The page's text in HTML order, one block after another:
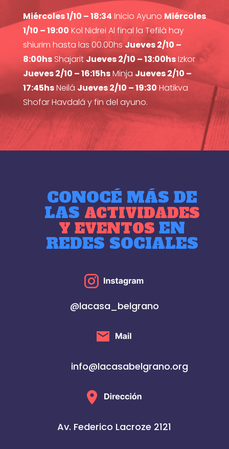
Miércoles 1/10 – 18:34 Inicio Ayuno Miércoles
1/10 – 19:00 Kol Nidrei Al final la Tefilà hay
shiurim hasta las 00.00hsJueves 2/10 –
8:00hsShajarit Jueves 2/10 – 13:00hsIzkor
Jueves 2/10 – 16:15hsMinja Jueves 2/10 –
17:45hsNeilá Jueves 2/10 – 19:30 Hatikva
Shofar Havdalá y fin del ayuno.
CONOCÉ MÁS DE
LAS ACTIVIDADES
Y EVENTOSEN
REDES SOCIALES
@lacasa_belgrano
info@lacasabelgrano.org
Av. Federico Lacroze 2121